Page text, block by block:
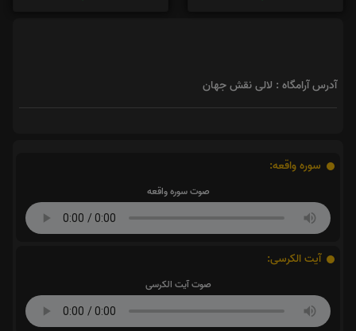
آدرس آرامگاه : لالی نقش جهان
سوره واقعه:
صوت سوره واقعه
آیت الکرسی:
صوت آیت الکرسی